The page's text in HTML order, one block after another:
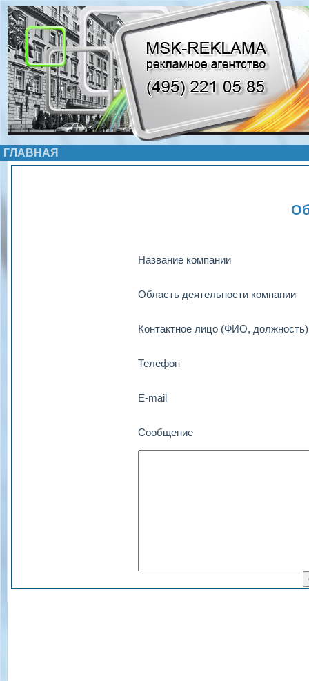
ГЛАВНАЯ
Название компании
Область деятельности компании
Контактное лицо (ФИО, должность)
Телефон
E-mail
Сообщение